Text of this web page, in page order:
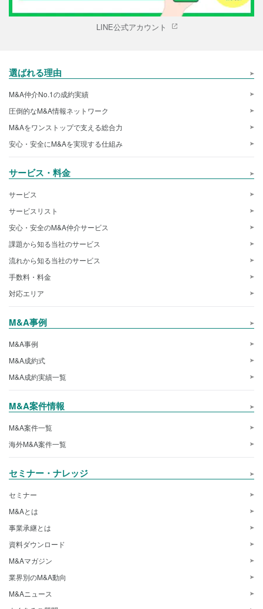
LINE公式アカウント
選ばれる理由
M&A仲介No.1の成約実績
圧倒的なM&A情報ネットワーク
M&Aをワンストップで支える総合力
安心・安全にM&Aを実現する仕組み
サービス・料金
サービス
サービスリスト
安心・安全のM&A仲介サービス
課題から知る当社のサービス
流れから知る当社のサービス
手数料・料金
対応エリア
M&A事例
M&A事例
M&A成約式
M&A成約実績一覧
M&A案件情報
M&A案件一覧
海外M&A案件一覧
セミナー・ナレッジ
セミナー
M&Aとは
事業承継とは
資料ダウンロード
M&Aマガジン
業界別のM&A動向
M&Aニュース